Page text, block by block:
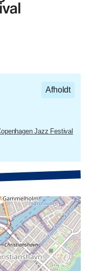
Afholdt
Jazz Festival